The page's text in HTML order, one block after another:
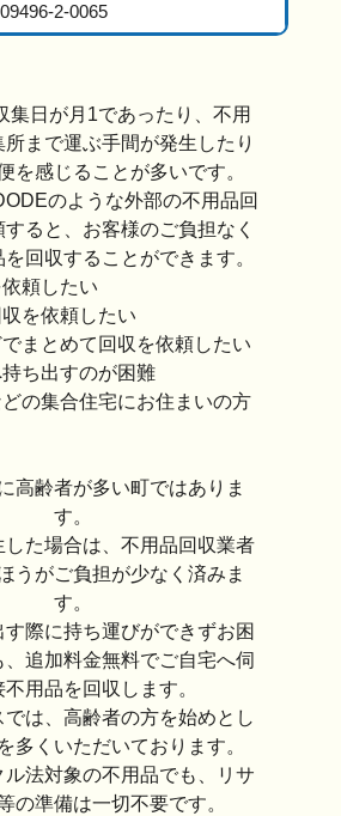
09496-2-0065
集日が月1であったり、不用
まで運ぶ手間が発生したり
を感じることが多いです。
のような外部の不用品回
ると、お客様のご負担なく
回収することができます。
頼したい
を依頼したい
まとめて回収を依頼したい
ち出すのが困難
の集合住宅にお住まいの方
高齢者が多い町ではありま
す。
した場合は、不用品回収業者
うがご負担が少なく済みま
す。
際に持ち運びができずお困
、追加料金無料でご自宅へ伺
不用品を回収します。
では、高齢者の方を始めとし
多くいただいております。
法対象の不用品でも、リサ
の準備は一切不要です。